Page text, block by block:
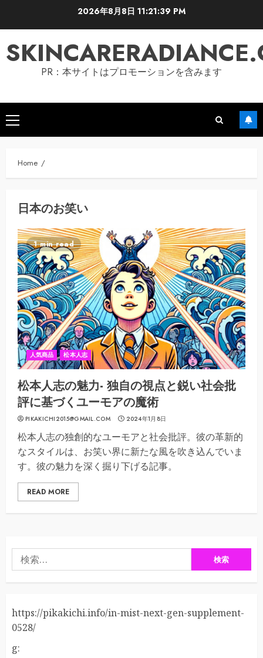
2026年8月8日 11:21:39 PM
PR：本サイトはプロモーションを含みます
Primary
Menu
Home
日本のお笑い
1 min read
人気商品 松本人志
松本人志の魅力- 独自の視点と鋭い社会批
評に基づくユーモアの魔術
PIKAKICHI2015@GMAIL.COM 2024年1月8日
松本人志の独創的なユーモアと社会批評。彼の革新的
なスタイルは、お笑い界に新たな風を吹き込んでいま
す。彼の魅力を深く掘り下げる記事。
READ MORE
索:
https://pikakichi.info/in-mist-next-gen-supplement-
0528/
g: